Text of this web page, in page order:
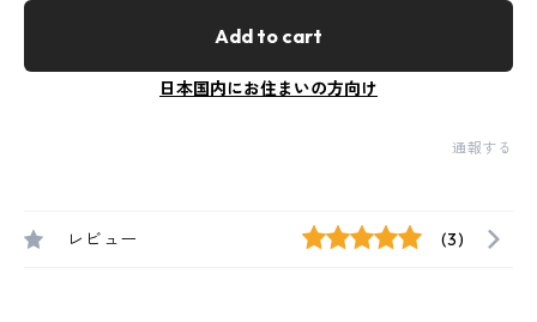
Add to cart
日本国内にお住まいの方向け
通報する
レビュー (3)